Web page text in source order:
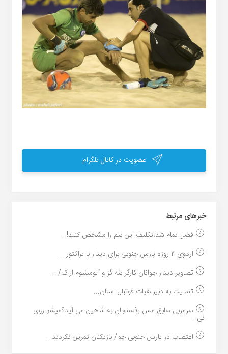
عضویت در کانال تلگرام
خبر‌های مرتبط
فصل تمام شد،تکلیف این تیم را مشخص کنید!...
اردوی ۳ روزه پارس جنوبی برای دیدار با تراکتور...
تصاویر دیدار جوانان کارگر بنه گز و آلومینیوم اراک/...
تسلیت به دبیر هیات فوتبال استان...
سرمربی سابق مس رفسنجان به شاهین می آید؟میشو روی
نی...
اعتصاب در پارس جنوبی جم/ بازیکنان تمرین نکردند!...